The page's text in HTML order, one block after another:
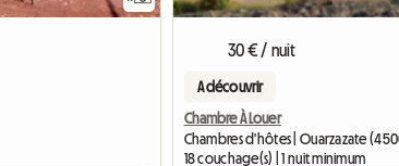
30 € / nuit
A découvrir
Chambre À Louer
Chambres d'hôtes | Ouarzazate
18 couchage(s) | 1 nuit minimum